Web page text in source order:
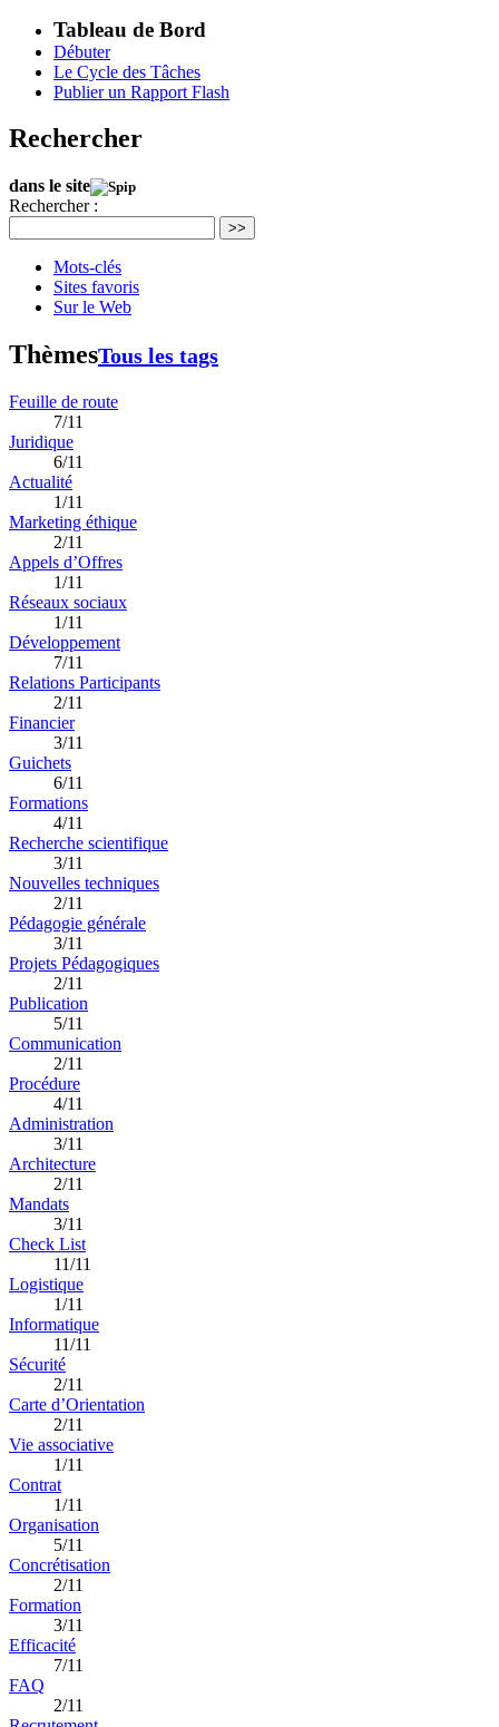
Tableau de Bord
Débuter
Le Cycle des Tâches
Publier un Rapport Flash
Rechercher
dans le site
Rechercher :
>>
Mots-clés
Sites favoris
Sur le Web
ThèmesTous les tags
Feuille de route
7/11
Juridique
6/11
Actualité
1/11
Marketing éthique
2/11
Appels d’Offres
1/11
Réseaux sociaux
1/11
Développement
7/11
Relations Participants
2/11
Financier
3/11
Guichets
6/11
Formations
4/11
Recherche scientifique
3/11
Nouvelles techniques
2/11
Pédagogie générale
3/11
Projets Pédagogiques
2/11
Publication
5/11
Communication
2/11
Procédure
4/11
Administration
3/11
Architecture
2/11
Mandats
3/11
Check List
11/11
Logistique
1/11
Informatique
11/11
Sécurité
2/11
Carte d’Orientation
2/11
Vie associative
1/11
Contrat
1/11
Organisation
5/11
Concrétisation
2/11
Formation
3/11
Efficacité
7/11
FAQ
2/11